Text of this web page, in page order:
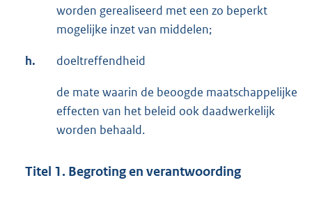
worden gerealiseerd met een zo beperkt
mogelijke inzet van middelen;
h. doeltreffendheid
de mate waarin de beoogde maatschappelijke
effecten van het beleid ook daadwerkelijk
worden behaald.
Titel 1. Begroting en verantwoording